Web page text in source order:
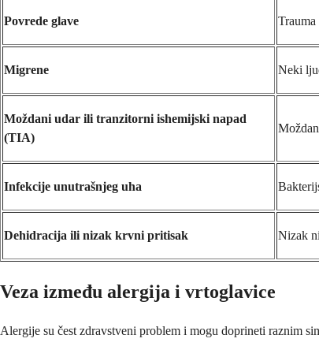
Povrede glave
Migrene Neki
Moždani udar ili tranzitorni ishemijski napad
(TIA)
Infekcije unutrašnjeg uha
Dehidracija ili nizak krvni pritisak Nizak
Veza između alergija i vrtoglavice
Alergije su čest zdravstveni problem i mogu doprineti raznim